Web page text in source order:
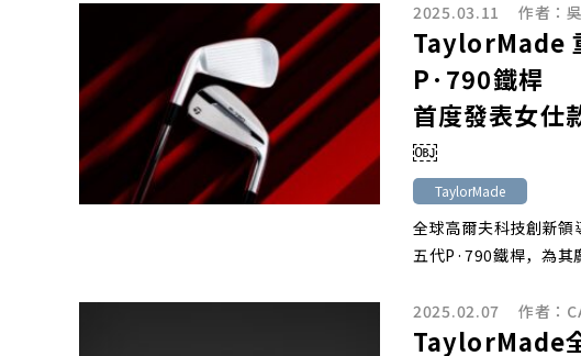
2025.03.11 作者：
TaylorMade
P·790鐵桿
首度發表女仕
￼
TaylorMade
全球高爾夫科技創新
五代P·790鐵桿，為
2025.02.07 作者：
TaylorMade